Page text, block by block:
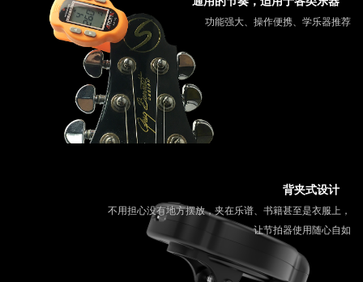
功能强大、操作便携、学乐器推荐
背夹式设计
不用担心没有地方摆放，夹在乐谱、书籍甚至是衣服上，
让节拍器使用随心自如